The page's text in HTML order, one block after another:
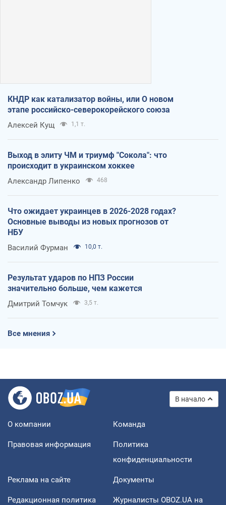
КНДР как катализатор войны, или О новом
этапе российско-северокорейского союза
Алексей Кущ 1,1 т.
Выход в элиту ЧМ и триумф "Сокола": что
происходит в украинском хоккее
Александр Липенко 468
Что ожидает украинцев в 2026-2028 годах?
Основные выводы из новых прогнозов от
НБУ
Василий Фурман 10,0 т.
Результат ударов по НПЗ России
значительно больше, чем кажется
Дмитрий Томчук 3,5 т.
Все мнения
В начало
О компании Команда
Правовая информация
Политика
конфиденциальности
Реклама на сайте Документы
Редакционная политика
Журналисты OBOZ.UA на